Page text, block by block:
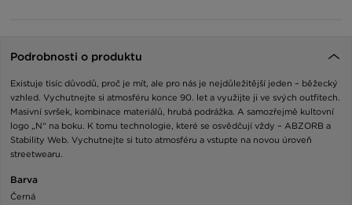
Podrobnosti o produktu
Existuje tisíc důvodů, proč je mít, ale pro nás je nejdůležitější jeden – běžecký
vzhled. Vychutnejte si atmosféru konce 90. let a využijte ji ve svých outfitech.
Masivní svršek, kombinace materiálů, hrubá podrážka. A samozřejmě kultovní
logo „N“ na boku. K tomu technologie, které se osvědčují vždy – ABZORB a
Stability Web. Vychutnejte si tuto atmosféru a vstupte na novou úroveň
streetwearu.
Barva
Černá